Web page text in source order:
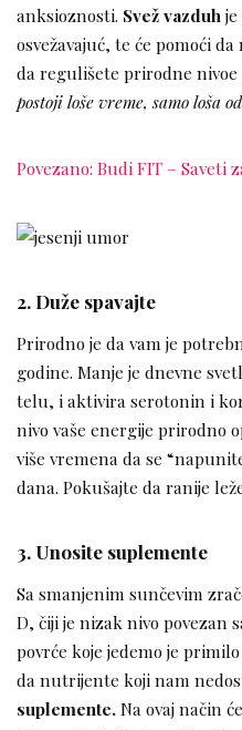
anksioznosti. Svež vazduh
osvežavajuć, te će pomoći
da regulišete prirodne nivoe
postoji loše vreme, samo loša
Povezano: Budi FIT – Saveti
2. Duže spavajte
Prirodno je da vam je
godine. Manje je dnevne
telu, i aktivira serotonin i
nivo vaše energije prirodno
više vremena da se
dana. Pokušajte da ranije
3. Unosite suplemente
Sa smanjenim sunčevim
D, čiji je nizak nivo povezan
povrće koje jedemo je
da nutrijente koji nam
suplemente.Na ovaj način